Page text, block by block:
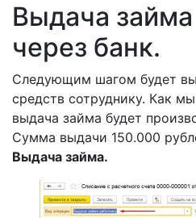
Выдача
через банк.
Следующим шагом будет
средств сотруднику. Как
выдача займа будет
Сумма выдачи 150.000
Выдача займа.